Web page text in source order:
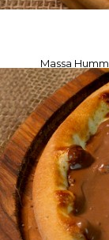
Massa